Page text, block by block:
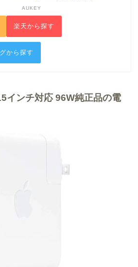
AUKEY
楽天から探す
から探す
インチ対応 96W純正品の電